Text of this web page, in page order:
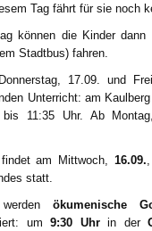
Tag fährt für sie noch
können die Kinder dann
Stadtbus) fahren.
17.09. und
Unterricht: am
11:35 Uhr. Ab
findet am Mittwoch, 16.09.
statt.
ökumenische
um9:30 Uhrin der